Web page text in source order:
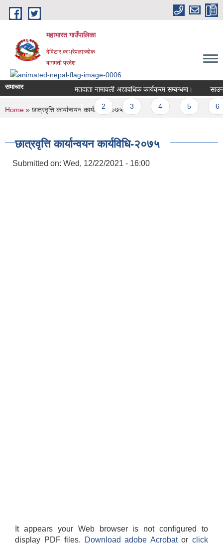
Skip to main content
महाभारत गाउँपालिका
देविटार,काभ्रेपलाञ्चोक
बागमती प्रदेश
समाचार मतदाता नामावली अद्यावधिक कार्यक्रम सम्बन्धमा। साउन
Pages
1
You are here
Home » छात्रवृत्ति कार्यान्वयन कार्यविधि-२०७५
छात्रवृत्ति कार्यान्वयन कार्यविधि-२०७५
Submitted on: Wed, 12/22/2021 - 16:00
It appears your Web browser is not configured to
display PDF files.
Download adobe Acrobatorclick